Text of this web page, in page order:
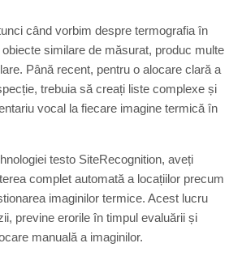
când vorbim despre termografia în
similare de măsurat, produc multe
Până recent, pentru o alocare clară a
trebuia să creați liste complexe și
vocal la fiecare imagine termică în
testo SiteRecognition, aveți
complet automată a locațiilor precum
imaginilor termice. Acest lucru
previne erorile în timpul evaluării și
manuală a imaginilor.